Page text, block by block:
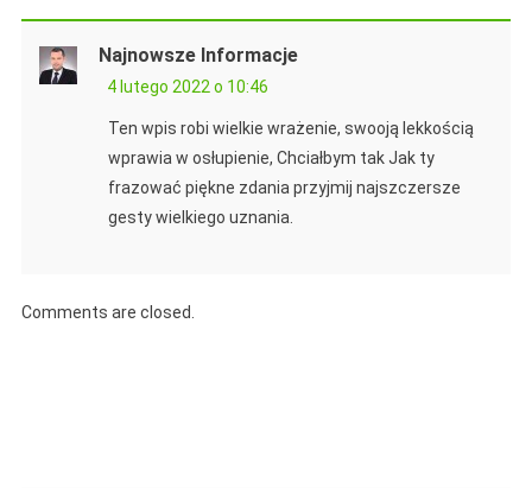
Najnowsze Informacje
4 lutego 2022 o 10:46
Ten wpis robi wielkie wrażenie, swooją lekkością
wprawia w osłupienie, Chciałbym tak Jak ty
frazować piękne zdania przyjmij najszczersze
gesty wielkiego uznania.
Comments are closed.